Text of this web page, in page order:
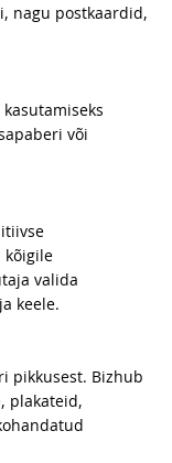
nagu postkaardid,
või
kõigile
valida
keele.
pikkusest. Bizhub
plakateid,